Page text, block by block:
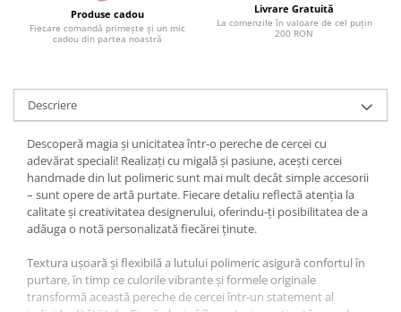
Produse cadou
Fiecare comandă primește și un mic
cadou din partea noastră
Livrare Gratuită
La comenzile în valoare de cel puțin
200 RON
Descriere
Descoperă magia și unicitatea într-o pereche de cercei cu
adevărat speciali! Realizați cu migală și pasiune, acești cercei
handmade din lut polimeric sunt mai mult decât simple accesorii
– sunt opere de artă purtate. Fiecare detaliu reflectă atenția la
calitate și creativitatea designerului, oferindu-ți posibilitatea de a
adăuga o notă personalizată fiecărei ținute.
Textura ușoară și flexibilă a lutului polimeric asigură confortul în
purtare, în timp ce culorile vibrante și formele originale
transformă această pereche de cercei într-un statement al